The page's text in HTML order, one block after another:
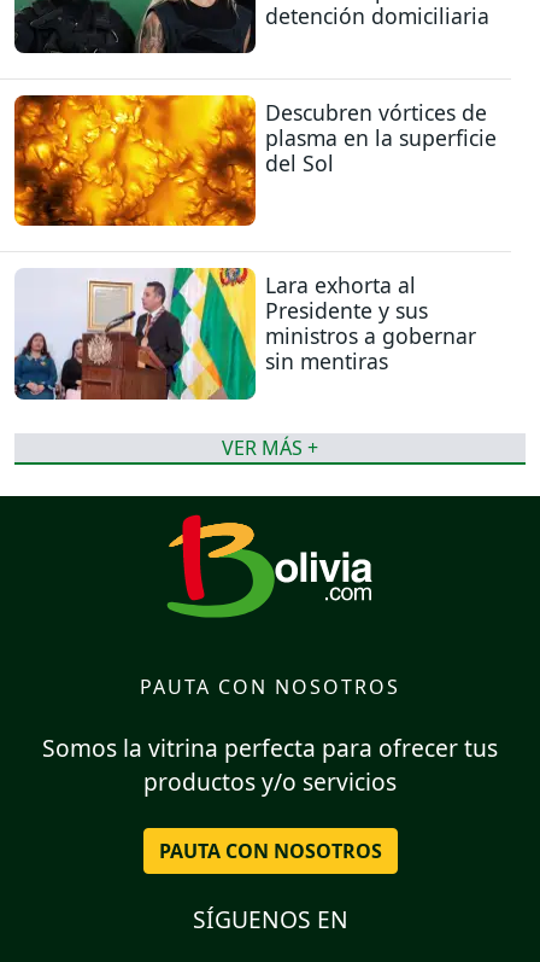
detención domiciliaria
Descubren vórtices de
plasma en la superficie
del Sol
Lara exhorta al
Presidente y sus
ministros a gobernar
sin mentiras
VER MÁS +
PAUTA CON NOSOTROS
Somos la vitrina perfecta para ofrecer tus
productos y/o servicios
PAUTA CON NOSOTROS
SÍGUENOS EN